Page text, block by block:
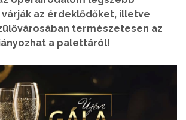
az érdeklődőket, illetve
természetesen az
a palettáról!